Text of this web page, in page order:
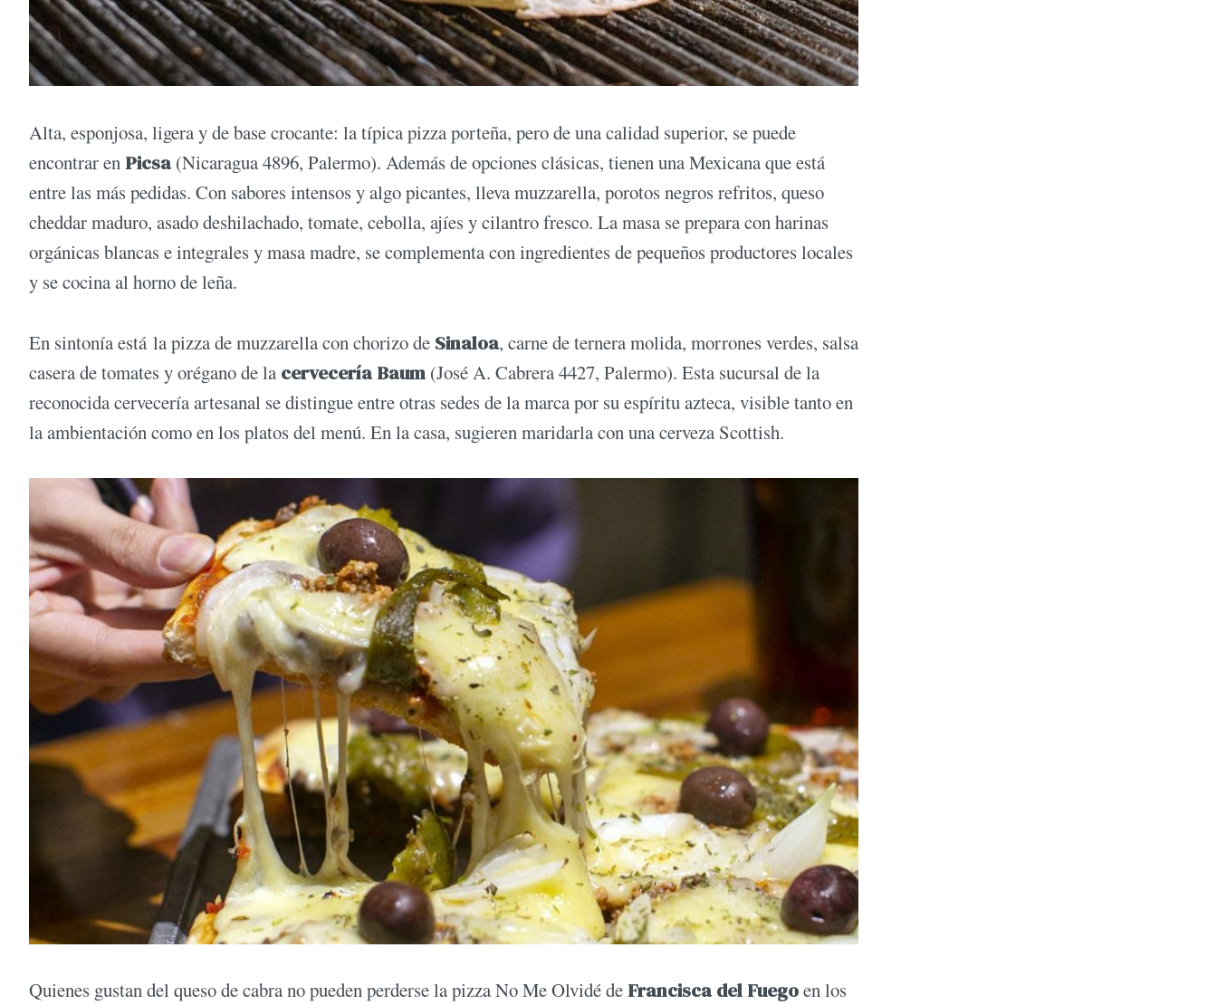
Alta, esponjosa, ligera y de base crocante: la típica pizza porteña, pero de una calidad superior, se puede
encontrar en Picsa(Nicaragua 4896, Palermo). Además de opciones clásicas, tienen una Mexicana que está
entre las más pedidas. Con sabores intensos y algo picantes, lleva muzzarella, porotos negros refritos, queso
cheddar maduro, asado deshilachado, tomate, cebolla, ajíes y cilantro fresco. La masa se prepara con harinas
orgánicas blancas e integrales y masa madre, se complementa con ingredientes de pequeños productores locales
y se cocina al horno de leña.
En sintonía está la pizza de muzzarella con chorizo de Sinaloa, carne de ternera molida, morrones verdes, salsa
casera de tomates y orégano de la cervecería Baum (José A. Cabrera 4427, Palermo). Esta sucursal de la
reconocida cervecería artesanal se distingue entre otras sedes de la marca por su espíritu azteca, visible tanto en
la ambientación como en los platos del menú. En la casa, sugieren maridarla con una cerveza Scottish.
Quienes gustan del queso de cabra no pueden perderse la pizza No Me Olvidé de Francisca del Fuegoen los